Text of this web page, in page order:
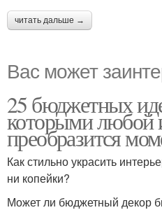
читать дальше →
Вас может
25 бюджетных
которыми любой
преобразится
Как стильно украсить
ни копейки?
Может ли бюджетный декор